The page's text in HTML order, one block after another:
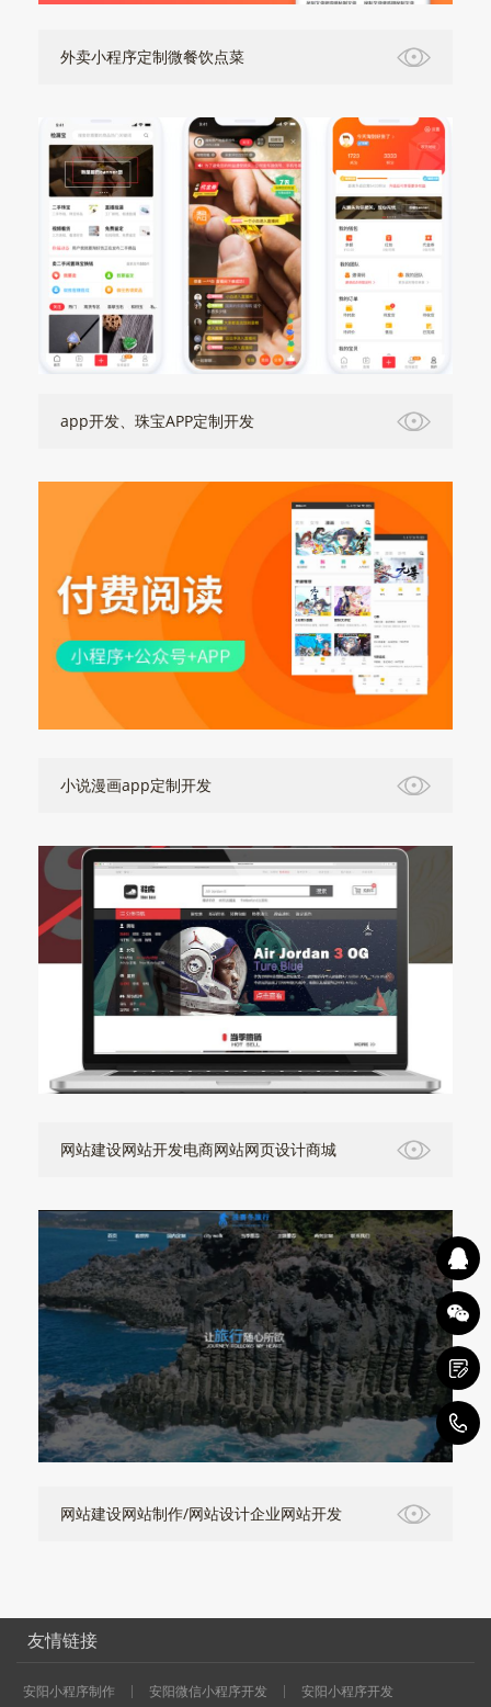
外卖小程序定制微餐饮点菜
app开发、珠宝APP定制开发
小说漫画app定制开发
网站建设网站开发电商网站网页设计商城
网站建设网站制作/网站设计企业网站开发
友情链接
安阳小程序制作 安阳微信小程序开发 安阳小程序开发